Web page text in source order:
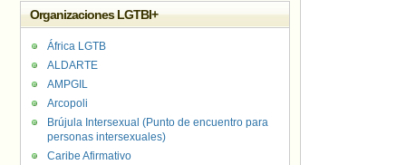
Organizaciones LGTBI+
África LGTB
ALDARTE
AMPGIL
Arcopoli
Brújula Intersexual (Punto de encuentro para
personas intersexuales)
Caribe Afirmativo